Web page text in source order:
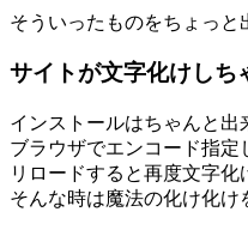
そういったものをちょっと
サイトが文字化けしち
インストールはちゃんと出
ブラウザでエンコード指定
リロードすると再度文字化
そんな時は魔法の化け化け